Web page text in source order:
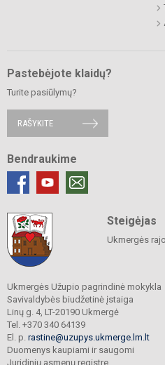
Pastebėjote klaidų?
Turite pasiūlymų?
RAŠYKITE
Bendraukime
Steigėjas
Ukmergės
Ukmergės Užupio pagrindinė mokykla
Savivaldybės biudžetinė įstaiga
Linų g. 4, LT-20190 Ukmergė
Tel. +370 340 64139
El. p. rastine@uzupys.ukmerge.lm.lt
Duomenys kaupiami ir saugomi
Juridinių asmenų registre